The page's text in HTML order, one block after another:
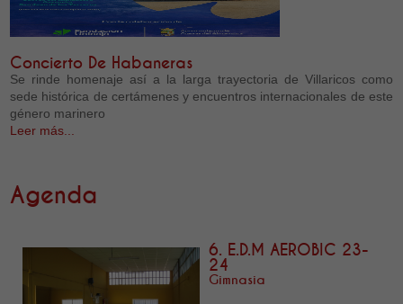
Concierto De Habaneras
Se rinde homenaje así a la larga trayectoria de Villaricos como
sede histórica de certámenes y encuentros internacionales de este
género marinero
Leer más...
Agenda
6. E.D.M AEROBIC 23-
24
Gimnasia